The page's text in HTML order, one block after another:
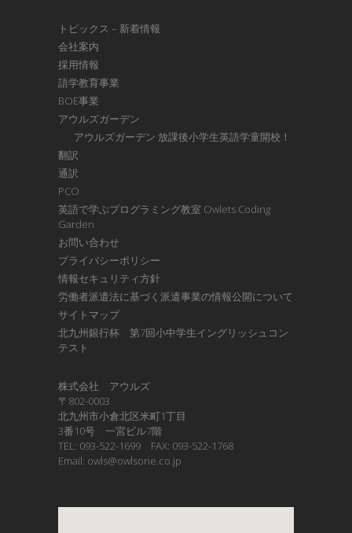
トピックス – 新着情報
会社案内
採用情報
語学教育事業
BOE事業
アウルズガーデン
アウルズガーデン 放課後小学生英語学童開校！
翻訳
通訳
PCO
英語で学ぶプログラミング教室 Owlets Coding
Garden
お問い合わせ
プライバシーポリシー
情報セキュリティ方針
労働者派遣法に基づく派遣事業の情報公開について
サイトマップ
北九州銀行杯 第7回小中学生イングリッシュコン
テスト
株式会社 アウルズ
〒802-0003
北九州市小倉北区米町1丁目
3番10号 一宮ビル7階
TEL: 093-522-1699 FAX: 093-522-1768
Email: owls@owlsone.co.jp